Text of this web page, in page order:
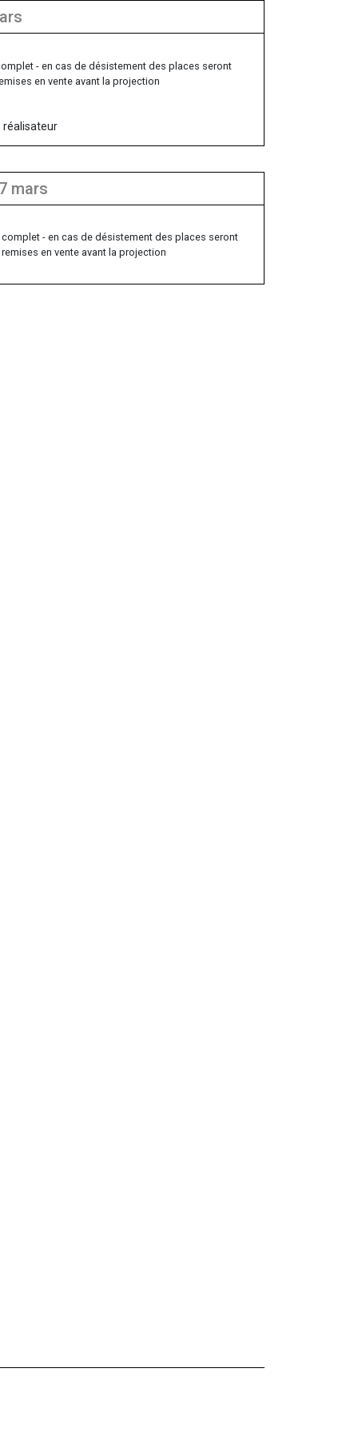
- en cas de désistement des places seront
en vente avant la projection
réalisateur
mars
complet - en cas de désistement des places seront
remises en vente avant la projection